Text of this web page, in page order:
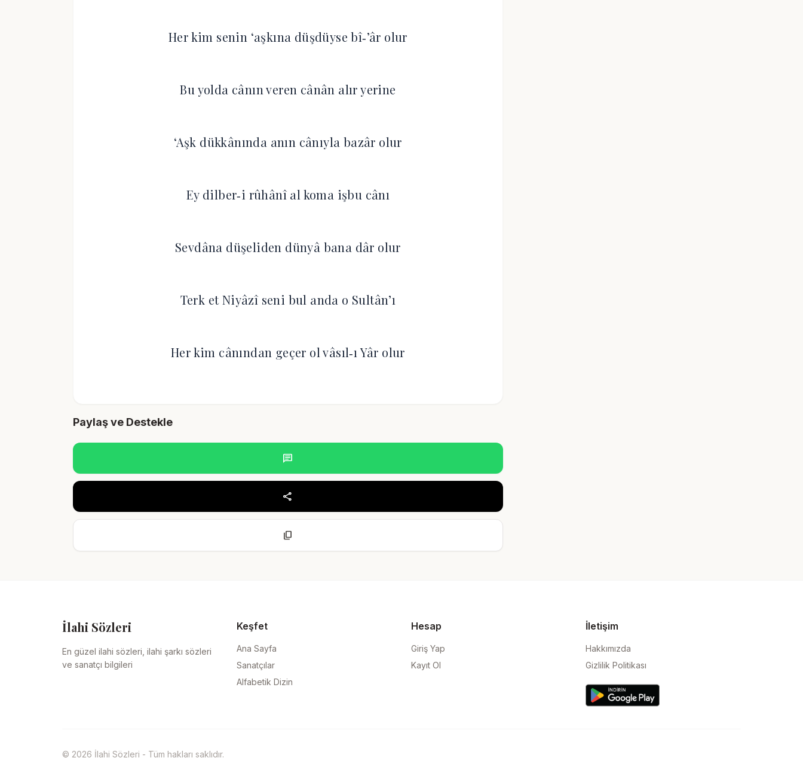
Her kim senin ‘aşkına düşdüyse bî‐’âr olur
Bu yolda cânın veren cânân alır yerine
‘Aşk dükkânında anın cânıyla bazâr olur
Ey dilber‐i rûhânî al koma işbu cânı
Sevdâna düşeliden dünyâ bana dâr olur
Terk et Niyâzî seni bul anda o Sultân’ı
Her kim cânından geçer ol vâsıl‐ı Yâr olur
Paylaş ve Destekle
chat
share
content_copy
İlahi Sözleri
En güzel ilahi sözleri, ilahi şarkı sözleri
ve sanatçı bilgileri
Keşfet
Ana Sayfa
Sanatçılar
Alfabetik Dizin
Hesap
Giriş Yap
Kayıt Ol
İletişim
Hakkımızda
Gizlilik Politikası
© 2026 İlahi Sözleri - Tüm hakları saklıdır.